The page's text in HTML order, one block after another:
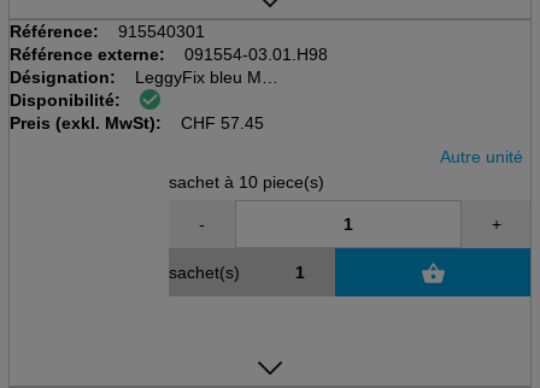
Référence:
915540301
Référence externe:
091554-03.01.H98
Désignation:
LeggyFix bleu M
Sachet à 10 pcs
Fixation pour poche urinaire
Disponibilité:
Preis (exkl. MwSt):
CHF 57.45
Autre unité
sachet à 10 piece(s)
- +
sachet(s)